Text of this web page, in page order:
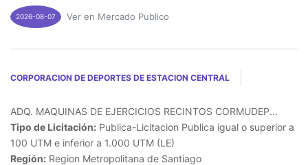
2026-08-07 Ver en Mercado Publico
CORPORACION DE DEPORTES DE ESTACION CENTRAL
ADQ. MAQUINAS DE EJERCICIOS RECINTOS CORMUDEP...
Tipo de Licitación: Publica-Licitacion Publica igual o superior a
100 UTM e inferior a 1.000 UTM (LE)
Región: Region Metropolitana de Santiago